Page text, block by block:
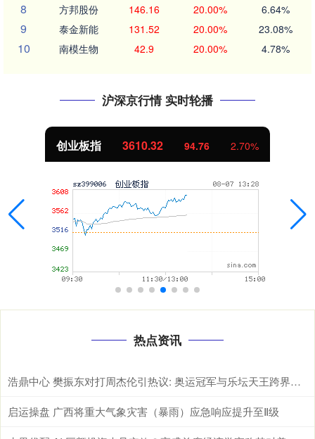
8 方邦股份 146.16 20.00% 6.64%
9 泰金新能 131.52 20.00% 23.08%
10 南模生物 42.9 20.00% 4.78%
沪深京行情 实时轮播
创业板指 3610.32 94.76 2.70%
热点资讯
浩鼎中心 樊振东对打周杰伦引热议: 奥运冠军与乐坛天王跨界互动背后体育破圈的真因
启运操盘 广西将重大气象灾害（暴雨）应急响应提升至Ⅱ级